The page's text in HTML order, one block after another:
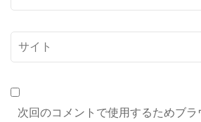
ー
ル
サ
イ
次回のコメントで使用するためブ